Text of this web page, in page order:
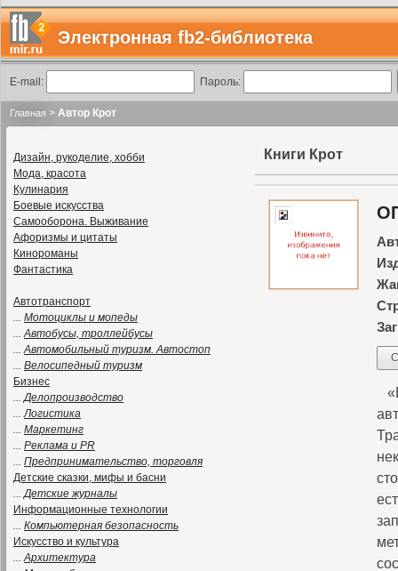
Электронная fb2-библиотека
E-mail: Пароль:
Главная > Автор Крот
Дизайн, рукоделие, хобби
Мода, красота
Кулинария
Боевые искусства
Самооборона. Выживание
Афоризмы и цитаты
Кинороманы
Фантастика
Автотранспорт
... Мотоциклы и мопеды
...Автобусы, троллейбусы
...Автомобильный туризм. Автостоп
... Велосипедный туризм
Бизнес
...Делопроизводство
...Логистика
... Маркетинг
... Реклама и PR
... Предпринимательство, торговля
Детские сказки, мифы и басни
...Детские журналы
Информационные технологии
... Компьютерная безопасность
Искусство и культура
...Архитектура
Книги Крот